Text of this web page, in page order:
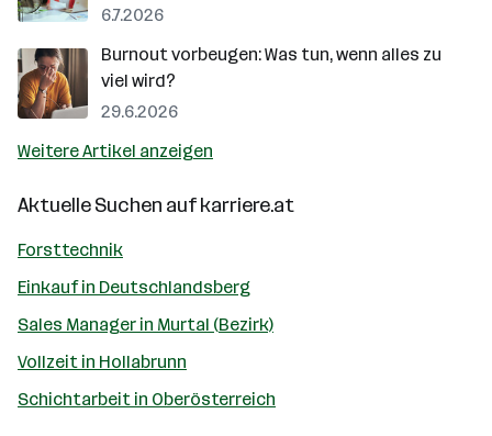
6.7.2026
Burnout vorbeugen: Was tun, wenn alles zu
viel wird?
29.6.2026
Weitere Artikel anzeigen
Aktuelle Suchen aufkarriere.at
Forsttechnik
Einkauf in Deutschlandsberg
Sales Manager in Murtal (Bezirk)
Vollzeit in Hollabrunn
Schichtarbeit in Oberösterreich